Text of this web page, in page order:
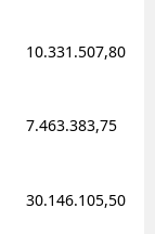
10.331.507,80
7.463.383,75
30.146.105,50